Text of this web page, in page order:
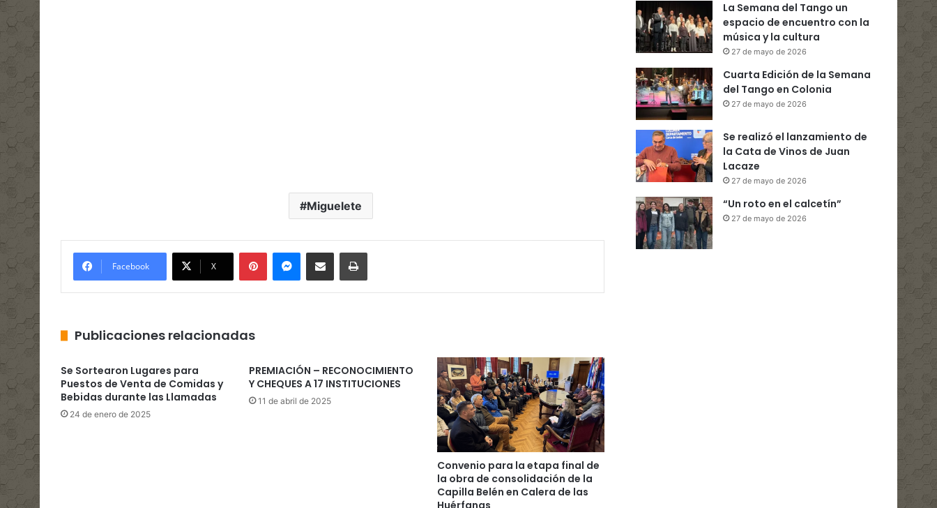
Miguelete
Facebook X
PinterestMessengerCompartir por correo electrónicoImprimir
Publicaciones relacionadas
Se Sortearon Lugares para
Puestos de Venta de Comidas y
Bebidas durante las Llamadas
24 de enero de 2025
PREMIACIÓN – RECONOCIMIENTO
Y CHEQUES A 17 INSTITUCIONES
11 de abril de 2025
Convenio para la etapa final de
la obra de consolidación de la
Capilla Belén en Calera de las
Huérfanas
La Semana del Tango un
espacio de encuentro con la
música y la cultura
27 de mayo de 2026
Cuarta Edición de la Semana
del Tango en Colonia
27 de mayo de 2026
Se realizó el lanzamiento de
la Cata de Vinos de Juan
Lacaze
27 de mayo de 2026
“Un roto en el calcetín”
27 de mayo de 2026